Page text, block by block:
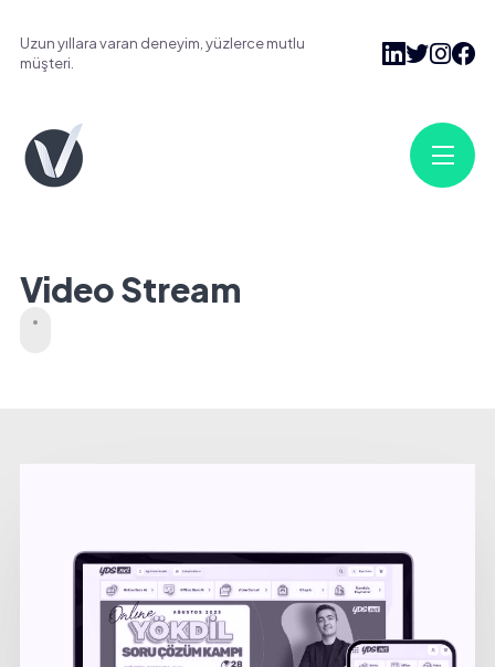
Uzun yıllara varan deneyim, yüzlerce mutlu
müşteri.
Video Stream